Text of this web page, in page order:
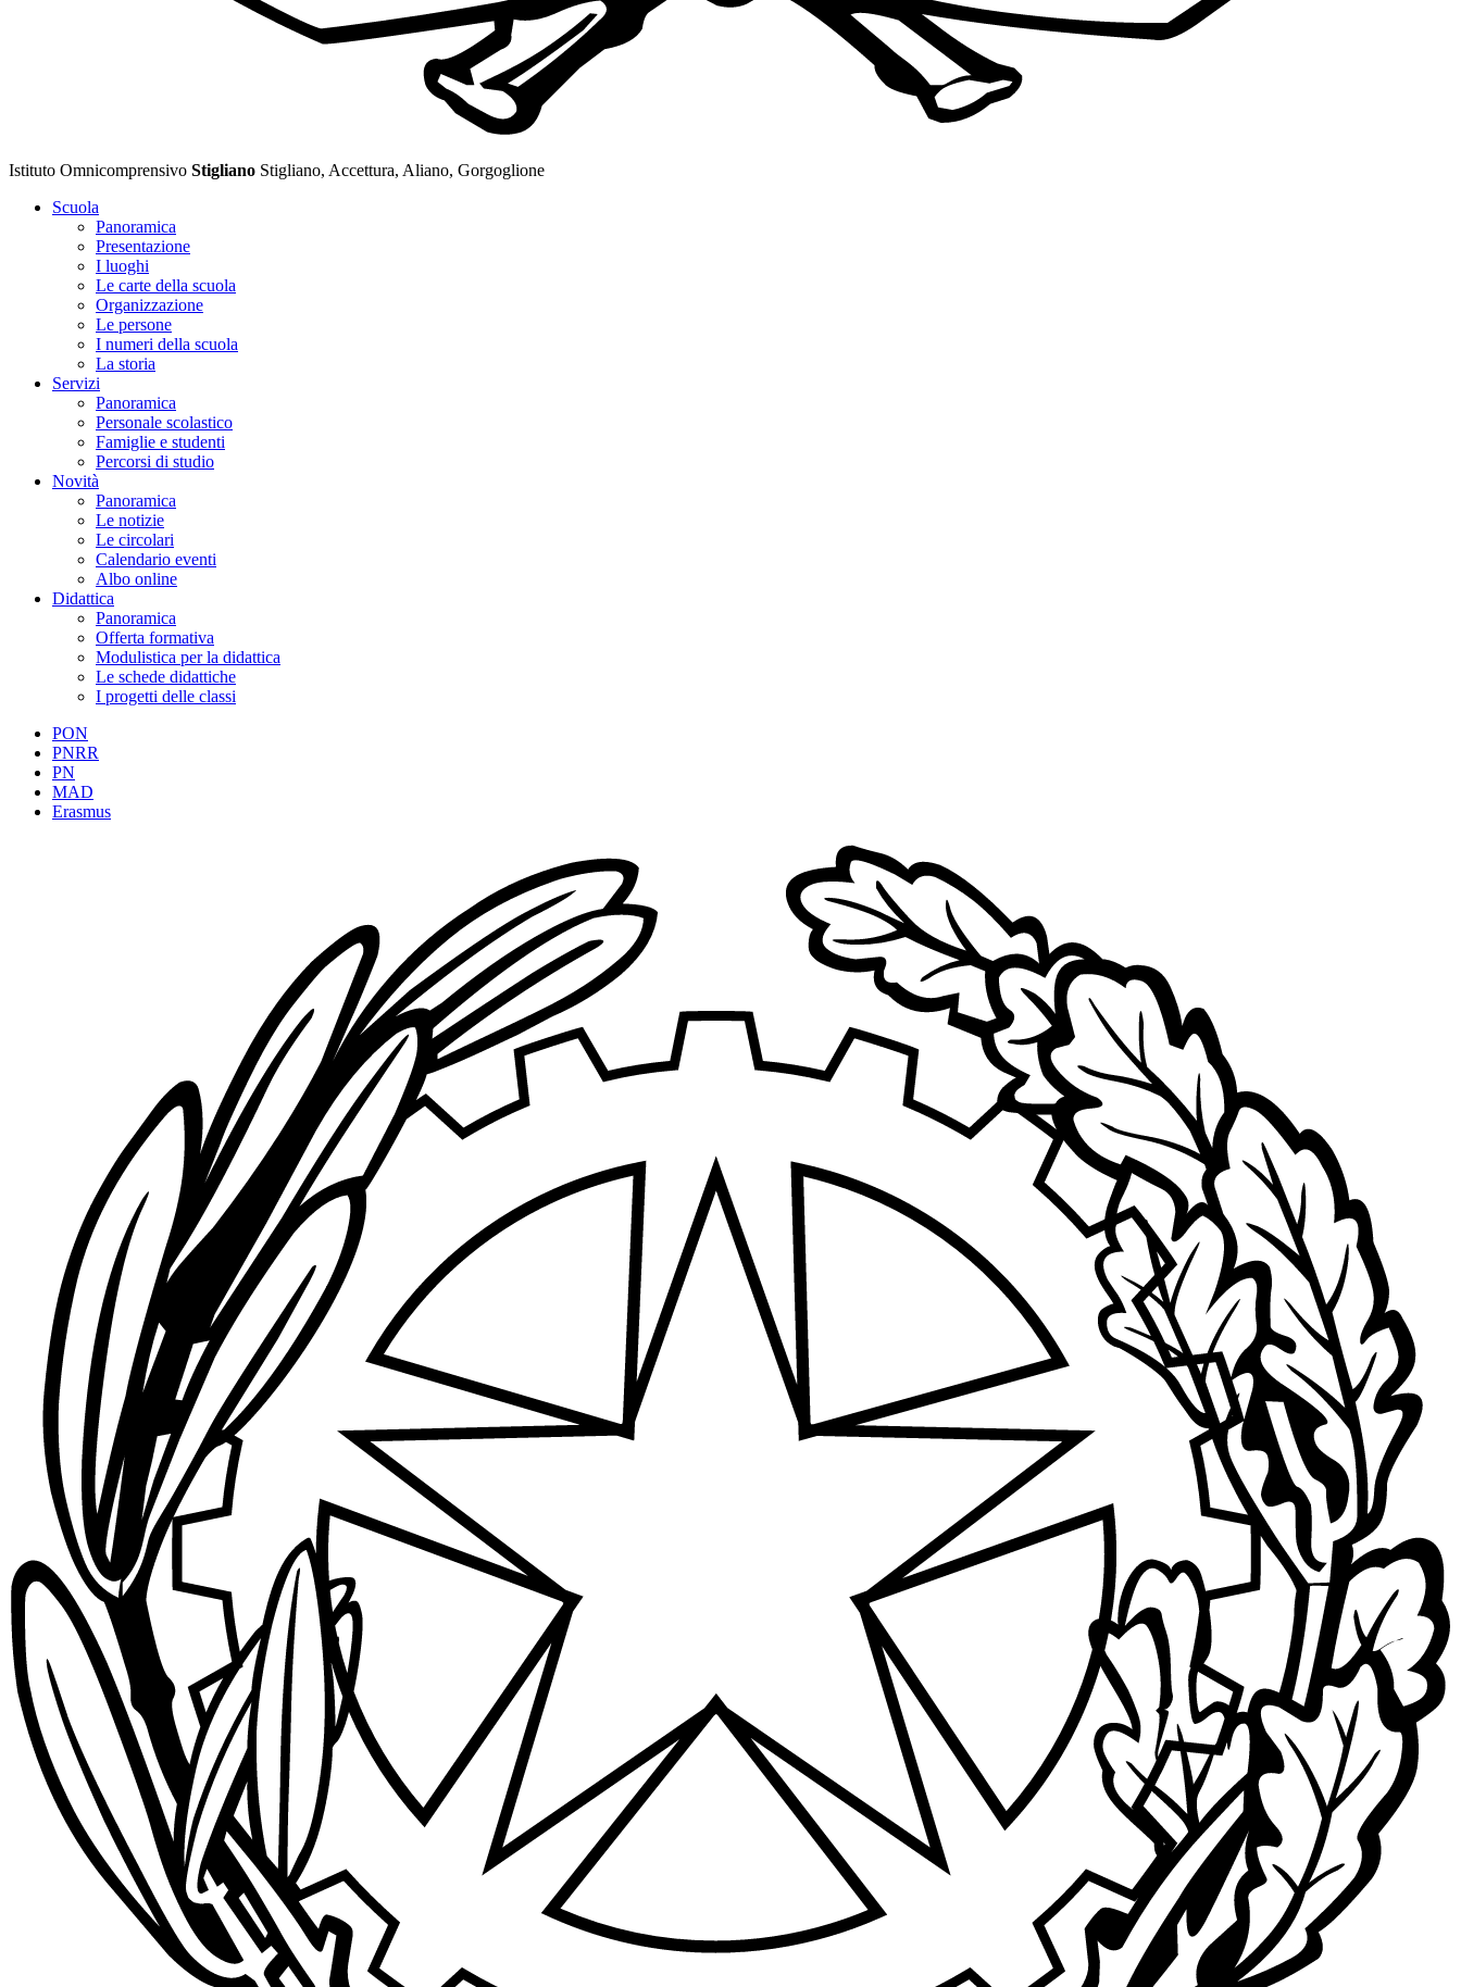
Istituto Omnicomprensivo Stigliano Stigliano, Accettura, Aliano, Gorgoglione
Scuola
Panoramica
Presentazione
I luoghi
Le carte della scuola
Organizzazione
Le persone
I numeri della scuola
La storia
Servizi
Panoramica
Personale scolastico
Famiglie e studenti
Percorsi di studio
Novità
Panoramica
Le notizie
Le circolari
Calendario eventi
Albo online
Didattica
Panoramica
Offerta formativa
Modulistica per la didattica
Le schede didattiche
I progetti delle classi
PON
PNRR
PN
MAD
Erasmus